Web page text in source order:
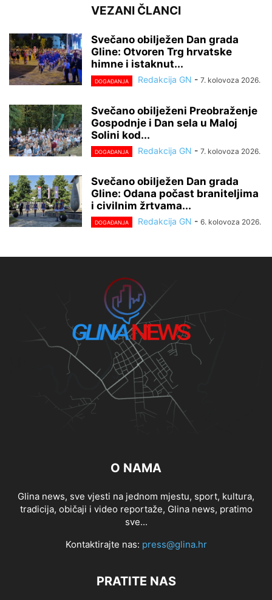
VEZANI ČLANCI
Svečano obilježen Dan grada
Gline: Otvoren Trg hrvatske
himne i istaknut...
DOGAĐANJA Redakcija GN - 7. kolovoza 2026.
Svečano obilježeni Preobraženje
Gospodnje i Dan sela u Maloj
Solini kod...
DOGAĐANJA Redakcija GN - 7. kolovoza 2026.
Svečano obilježen Dan grada
Gline: Odana počast braniteljima
i civilnim žrtvama...
DOGAĐANJA Redakcija GN - 6. kolovoza 2026.
O NAMA
Glina news, sve vjesti na jednom mjestu, sport, kultura,
tradicija, običaji i video reportaže, Glina news, pratimo
sve...
Kontaktirajte nas: press@glina.hr
PRATITE NAS